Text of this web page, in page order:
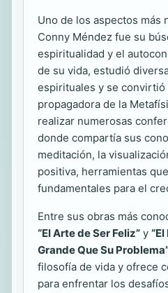
Uno de los aspectos más
Conny Méndez fue su
espiritualidad y el
de su vida, estudió
espirituales y se convirtió
propagadora de la
realizar numerosas
donde compartía sus
meditación, la
positiva, herramientas
fundamentales para el
Entre sus obras más
“El Arte de Ser Feliz” y
Grande Que Su
filosofía de vida y ofrece
para enfrentar los